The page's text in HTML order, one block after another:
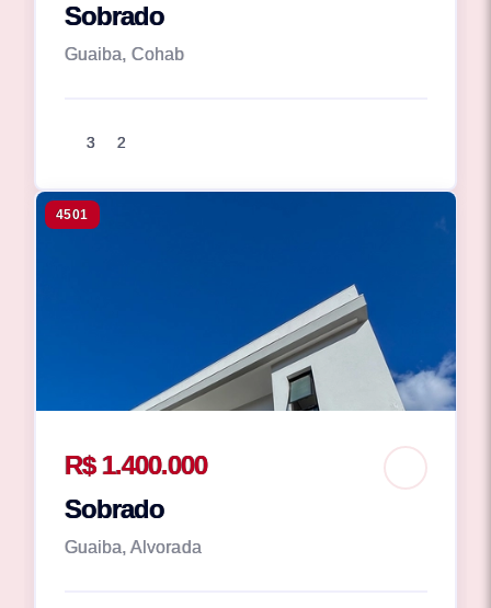
Sobrado
Guaiba, Cohab
3 2
4501
R$ 1.400.000
Sobrado
Guaiba, Alvorada